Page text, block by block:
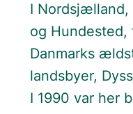
I
og
Danmarks
landsbyer,
I 1990 var her